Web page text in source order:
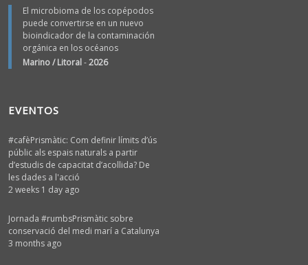
El microbioma de los copépodos
puede convertirse en un nuevo
bioindicador de la contaminación
orgánica en los océanos
Marino / Litoral-2026
EVENTOS
#cafèPrismàtic: Com definir límits d’ús
públic als espais naturals a partir
d’estudis de capacitat d’acollida? De
les dades a l'acció
2 weeks 1 day ago
Jornada #rumbsPrismàtic sobre
conservació del medi marí a Catalunya
3 months ago